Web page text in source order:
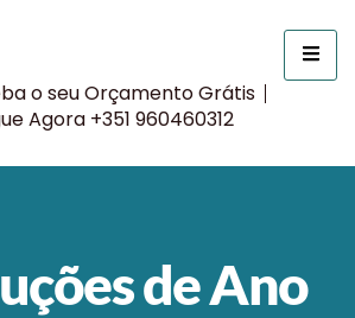
o seu Orçamento Grátis
Agora +351 960460312
de Ano